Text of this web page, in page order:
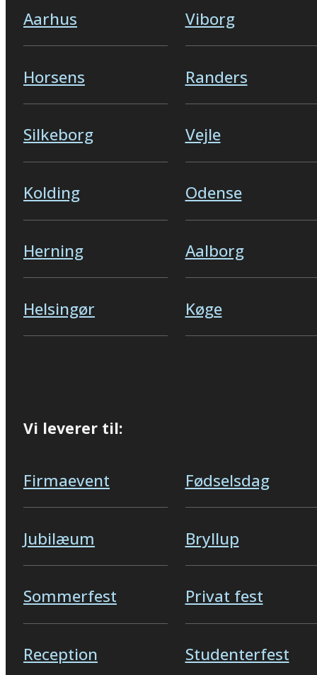
Aarhus Viborg
Horsens Randers
Silkeborg Vejle
Kolding Odense
Herning Aalborg
Helsingør Køge
Vi leverer til:
Firmaevent Fødselsdag
Jubilæum Bryllup
Sommerfest Privat fest
Reception Studenterfest